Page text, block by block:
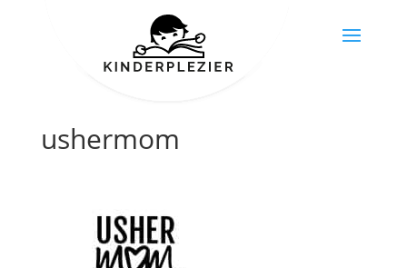
ushermom